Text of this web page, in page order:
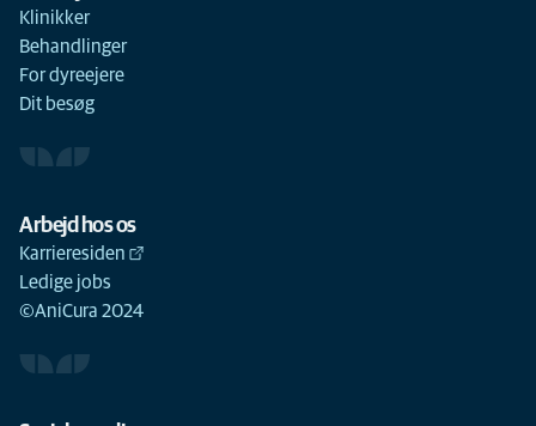
Klinikker
Behandlinger
For dyreejere
Dit besøg
Arbejd hos os
Karrieresiden
Ledige jobs
©AniCura 2024